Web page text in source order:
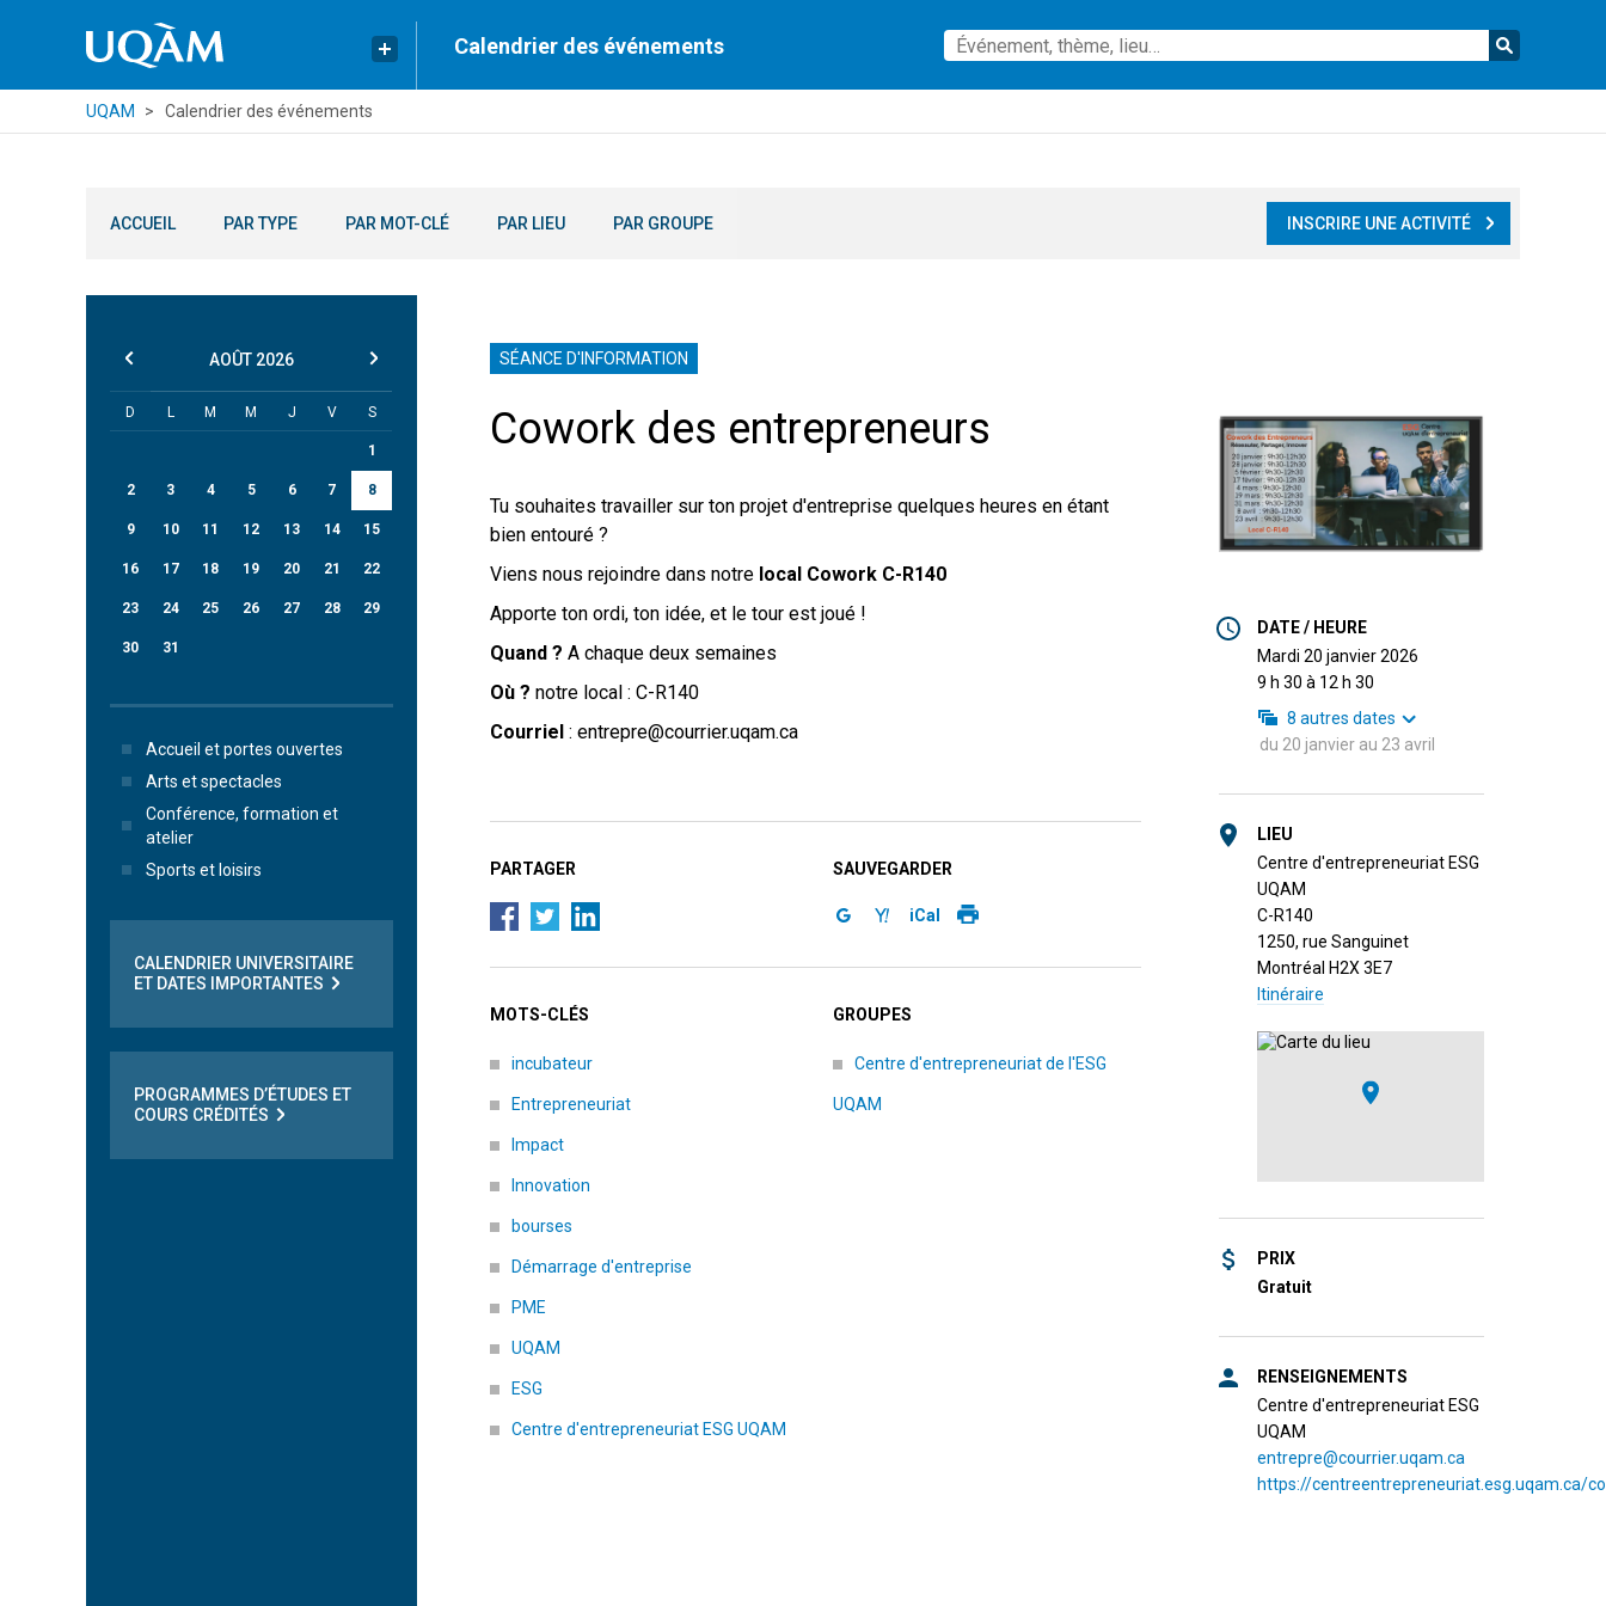
Calendrier des événements
UQAM Calendrier des événements
ACCUEIL PAR TYPE PAR MOT-CLÉ PAR LIEU PAR GROUPE INSCRIRE UNE ACTIVITÉ
SÉANCE D'INFORMATION
Cowork des entrepreneurs
Tu souhaites travailler sur ton projet d'entreprise quelques heures en étant
bien entouré ?
Viens nous rejoindre dans notre local Cowork C-R140
Apporte ton ordi, ton idée, et le tour est joué !
Quand ? A chaque deux semaines
Où ? notre local : C-R140
Courriel: entrepre@courrier.uqam.ca
DATE / HEURE
mardi 20 janvier 2026
9 h 30 à 12 h 30
8 autres dates
du 20 janvier au 23 avril
LIEU
Centre d'entrepreneuriat ESG
UQAM
C-R140
1250, rue Sanguinet
Montréal H2X 3E7
Itinéraire
PRIX
Gratuit
RENSEIGNEMENTS
Centre d'entrepreneuriat ESG
UQAM
entrepre@courrier.uqam.ca
https://centreentrepreneuriat.esg.uqam.ca/
PARTAGER SAUVEGARDER
iCal
MOTS-CLÉS
incubateur
Entrepreneuriat
Impact
Innovation
bourses
Démarrage d'entreprise
PME
UQAM
ESG
Centre d'entrepreneuriat ESG UQAM
GROUPES
Centre d'entrepreneuriat de l'ESG
UQAM
AOÛT 2026
D L M M J V S
1
2 3 4 5 6 7 8
9 10 11 12 13 14 15
16 17 18 19 20 21 22
23 24 25 26 27 28 29
30 31
Accueil et portes ouvertes
Arts et spectacles
Conférence, formation et
atelier
Sports et loisirs
CALENDRIER UNIVERSITAIRE
ET DATES IMPORTANTES
PROGRAMMES D’ÉTUDES ET
COURS CRÉDITÉS